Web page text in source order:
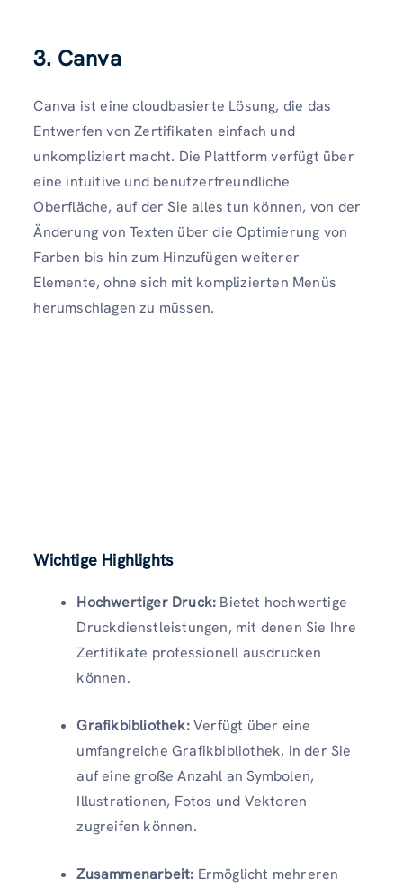
3. Canva
Canva ist eine cloudbasierte Lösung, die das
Entwerfen von Zertifikaten einfach und
unkompliziert macht. Die Plattform verfügt über
eine intuitive und benutzerfreundliche
Oberfläche, auf der Sie alles tun können, von der
Änderung von Texten über die Optimierung von
Farben bis hin zum Hinzufügen weiterer
Elemente, ohne sich mit komplizierten Menüs
herumschlagen zu müssen.
Wichtige Highlights
Hochwertiger Druck: Bietet hochwertige
Druckdienstleistungen, mit denen Sie Ihre
Zertifikate professionell ausdrucken
können.
Grafikbibliothek:Verfügt über eine
umfangreiche Grafikbibliothek, in der Sie
auf eine große Anzahl an Symbolen,
Illustrationen, Fotos und Vektoren
zugreifen können.
Zusammenarbeit: Ermöglicht mehreren